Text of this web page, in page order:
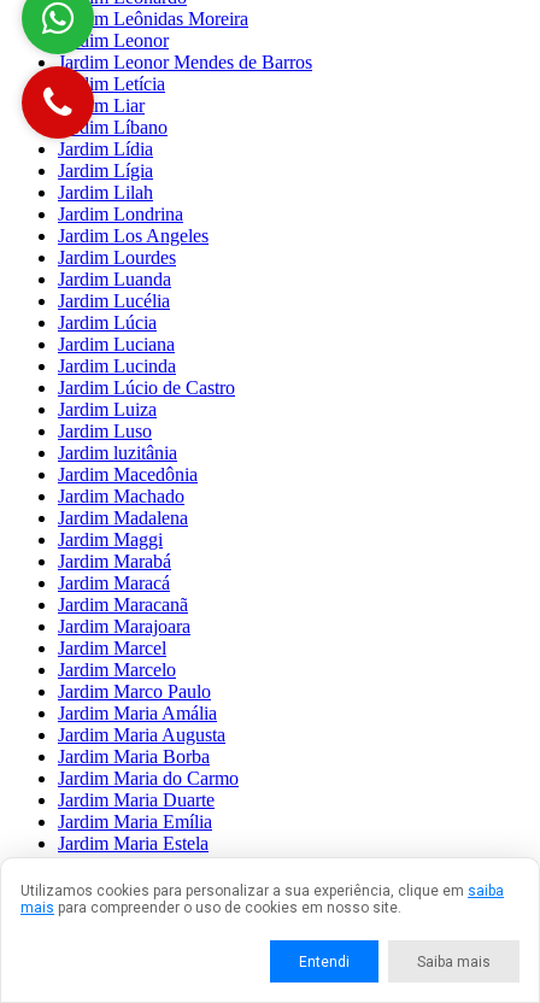
Jardim Leônidas Moreira
Jardim Leonor
Jardim Leonor Mendes de Barros
Jardim Letícia
Jardim Liar
Jardim Líbano
Jardim Lídia
Jardim Lígia
Jardim Lilah
Jardim Londrina
Jardim Los Angeles
Jardim Lourdes
Jardim Luanda
Jardim Lucélia
Jardim Lúcia
Jardim Luciana
Jardim Lucinda
Jardim Lúcio de Castro
Jardim Luiza
Jardim Luso
Jardim luzitânia
Jardim Macedônia
Jardim Machado
Jardim Madalena
Jardim Maggi
Jardim Marabá
Jardim Maracá
Jardim Maracanã
Jardim Marajoara
Jardim Marcel
Jardim Marcelo
Jardim Marco Paulo
Jardim Maria Amália
Jardim Maria Augusta
Jardim Maria Borba
Jardim Maria do Carmo
Jardim Maria Duarte
Jardim Maria Emília
Jardim Maria Estela
Jardim Maria Fernandes
Jardim Maria Luiza
Jardim Maria Nazaré
Utilizamos cookies para personalizar a sua experiência, clique em saiba
mais para compreender o uso de cookies em nosso site.
Entendi Saiba mais